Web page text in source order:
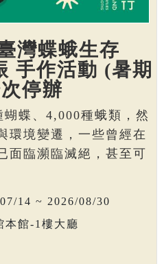
灣蝶蛾生存
手作活動 (暑期
停辦
蝶、4,000種蛾類，然
環境變遷，一些曾經在
面臨瀕臨滅絕，甚至可
14 ~ 2026/08/30
本館-1樓大廳